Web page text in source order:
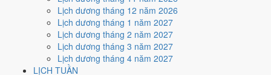
Lịch dương tháng 12 năm 2026
Lịch dương tháng 1 năm 2027
Lịch dương tháng 2 năm 2027
Lịch dương tháng 3 năm 2027
Lịch dương tháng 4 năm 2027
LỊCH TUẦN
Ngày 23/2/2027 dương lịch (Thứ Ba) là ngày 18/1/2027 âm lịch
Quý Dậu- Chi sinh Can, Trực Nguy, Sao Chủy, nạp âm Kiếm
Phong Kim. Tổng hòa, đây làNgày Hungvới điểm trung bình
cho các việc quan trọng. Giờ Hoàng Đạo trong ngày:
Ngọ, Mùi, Dậu